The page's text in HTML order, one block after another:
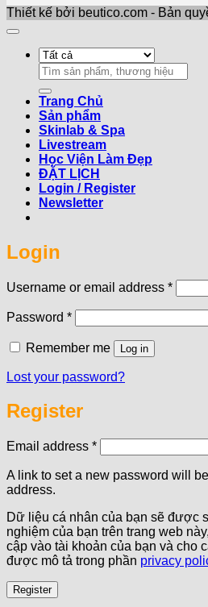
Thiết kế bởi beutico.com - Bản
Search
for:
Trang Chủ
Sản phẩm
Skinlab & Spa
Livestream
Học Viện Làm Đẹp
ĐẶT LỊCH
Login / Register
Newsletter
Login
Username or email address *
Password *Required
Remember me Log in
Lost your password?
Register
Email address *Required
A link to set a new password will
address.
Dữ liệu cá nhân của bạn sẽ được
nghiệm của bạn trên trang web
cập vào tài khoản của bạn và cho
được mô tả trong phần privacy
Register